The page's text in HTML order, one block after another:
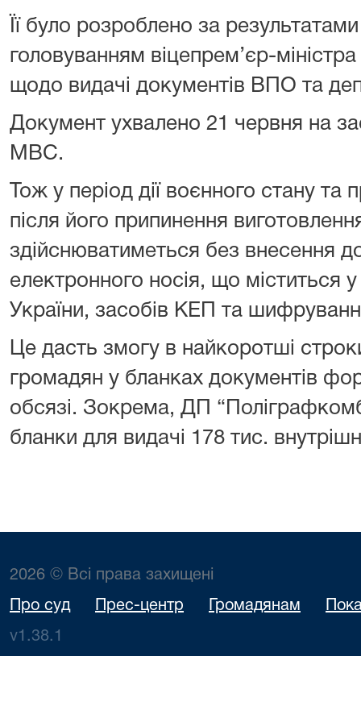
Її було розроблено за
головуванням віцепрем’єр-
щодо видачі документів ВПО та
Документ ухвалено 21 червня на
МВС.
Тож у період дії воєнного стану та
після його припинення
здійснюватиметься без внесення
електронного носія, що міститься
України, засобів КЕП та
Це дасть змогу в найкоротші
громадян у бланках документів
обсязі. Зокрема, ДП
бланки для видачі 178 тис.
2026 © Всі права захищені
Про суд Прес-центр Громадянам
v1.38.1